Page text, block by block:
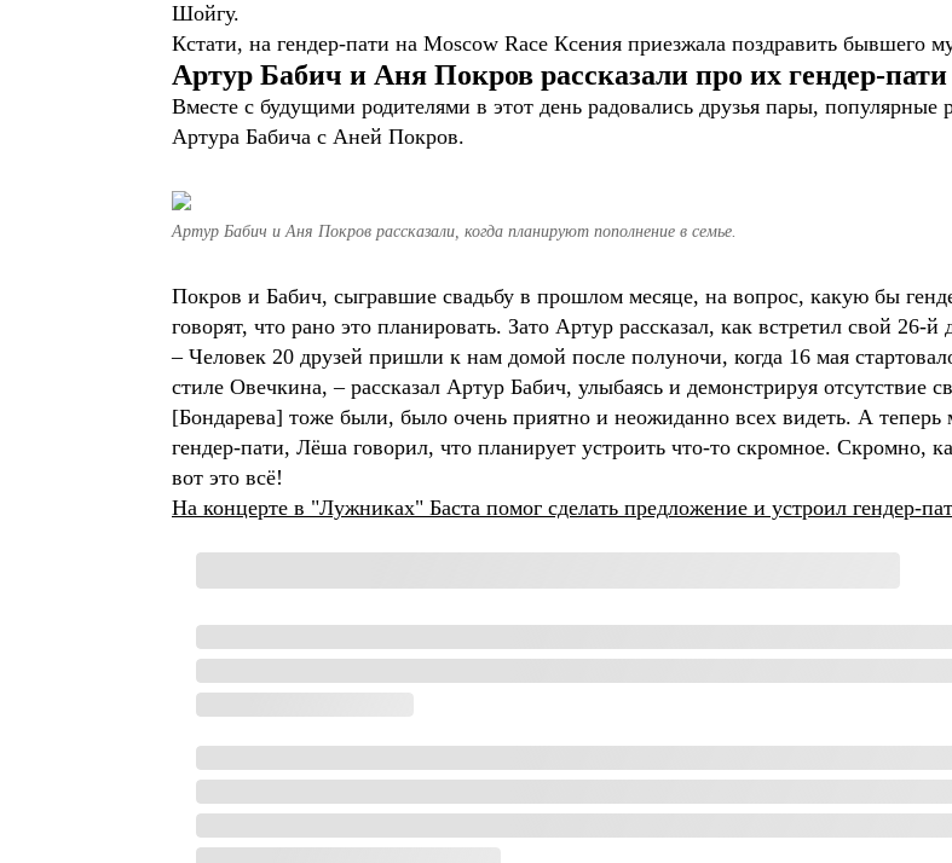
Шойгу.
Кстати, на гендер-пати на Moscow Race Ксения приезжала поздравить бывшего
Артур Бабич и Аня Покров рассказали про их гендер-пати
Вместе с будущими родителями в этот день радовались друзья пары,
Артура Бабича с Аней Покров.
Артур Бабич и Аня Покров рассказали, когда планируют пополнение в семье.
Покров и Бабич, сыгравшие свадьбу в прошлом месяце, на вопрос, какую бы
говорят, что рано это планировать. Зато Артур рассказал, как встретил свой 26-
– Человек 20 друзей пришли к нам домой после полуночи, когда 16 мая
стиле Овечкина, – рассказал Артур Бабич, улыбаясь и демонстрируя отсутствие
[Бондарева] тоже были, было очень приятно и неожиданно всех видеть. А
гендер-пати, Лёша говорил, что планирует устроить что-то скромное. Скромно,
вот это всё!
На концерте в "Лужниках" Баста помог сделать предложение и устроил гендер-